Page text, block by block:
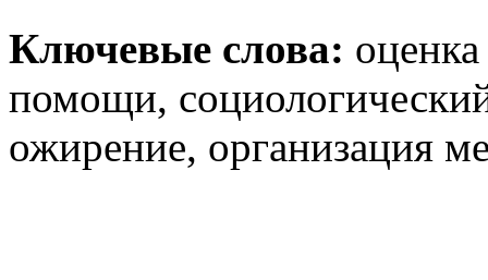
Ключевые слова:
помощи,
ожирение, организация